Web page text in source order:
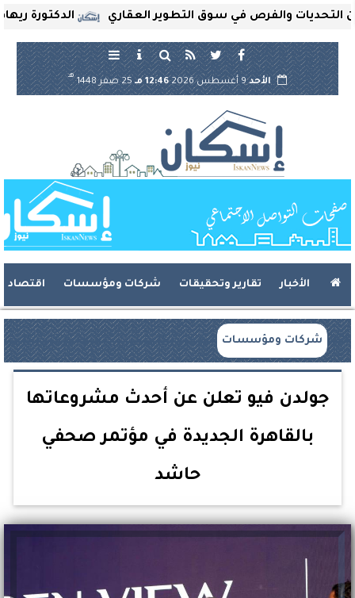
الدكتورة ريهام ثروت والفرص في سوق التطوير العقاري
الأحد9 أغسطس 2026 12:46 مـ 25 صفر 1448
هـ
الأخبار تقارير وتحقيقات شركات ومؤسسات اقتصاد
شركات ومؤسسات
جولدن فيو تعلن عن أحدث مشروعاتها
بالقاهرة الجديدة في مؤتمر صحفي
حاشد